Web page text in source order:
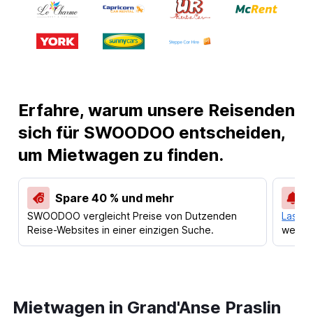
Erfahre, warum unsere Reisenden
sich für SWOODOO entscheiden,
um Mietwagen zu finden.
Spare 40 % und mehr
SWOODOO vergleicht Preise von Dutzenden
Reise-Websites in einer einzigen Suche.
Lass
Mietwagen in Grand'Anse Praslin